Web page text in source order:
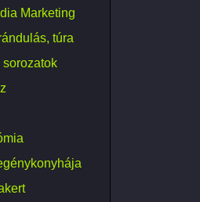
Marketing
túra
sorozatok